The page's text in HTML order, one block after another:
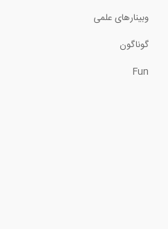
وبینارهای علمی
گوناگون
Fun